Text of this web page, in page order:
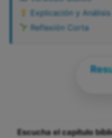
Explicación y Análisis
Reflexión Corta
Escucha el capítulo